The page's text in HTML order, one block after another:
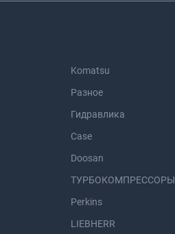
Komatsu
Разное
Гидравлика
Case
Doosan
ТУРБОКОМПРЕССОРЫ
Perkins
LIEBHERR